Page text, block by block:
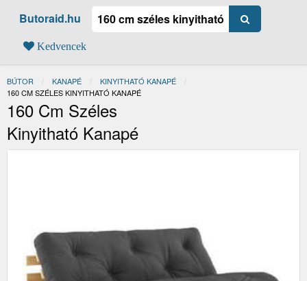
Butoraid.hu
Kedvencek
BÚTOR KANAPÉ
KINYITHATÓ KANAPÉ
JELENLEGI:
160 CM SZÉLES KINYITHATÓ KANAPÉ
160 Cm Széles
Kinyitható Kanapé